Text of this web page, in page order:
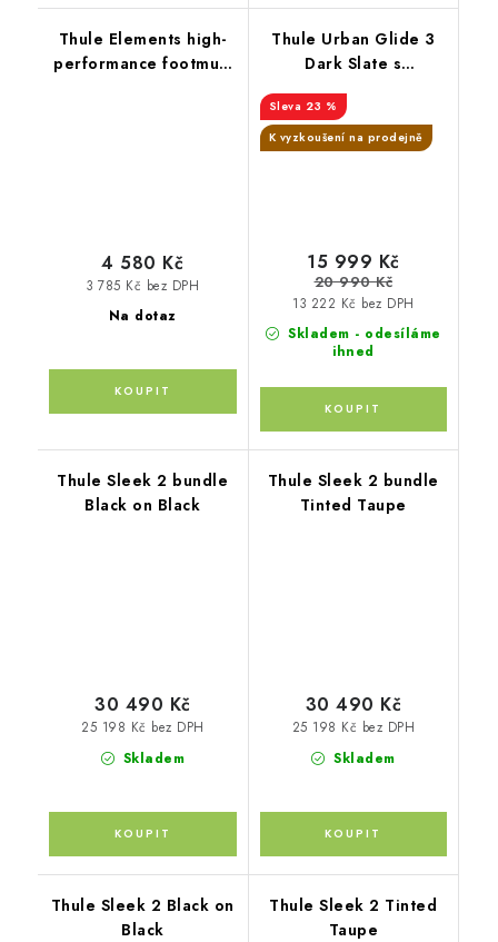
Thule Elements high-
performance footmuff
Na dotaz
3 785 Kč bez DPH
4 580 Kč
Thule Urban Glide 3
Dark Slate s
magnetickou přezkou
23 %
K vyzkoušení na prodejně
Skladem - odesíláme
ihned
13 222 Kč bez DPH
15 999 Kč
20 990 Kč
Thule Sleek 2 bundle
Black on Black
Skladem
25 198 Kč bez DPH
30 490 Kč
Thule Sleek 2 bundle
Tinted Taupe
Skladem
25 198 Kč bez DPH
30 490 Kč
Thule Sleek 2 Black on
Black
Thule Sleek 2 Tinted
Taupe